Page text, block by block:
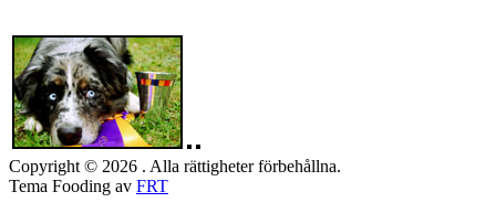
Copyright © 2026 . Alla rättigheter förbehållna.
Tema Fooding av FRT